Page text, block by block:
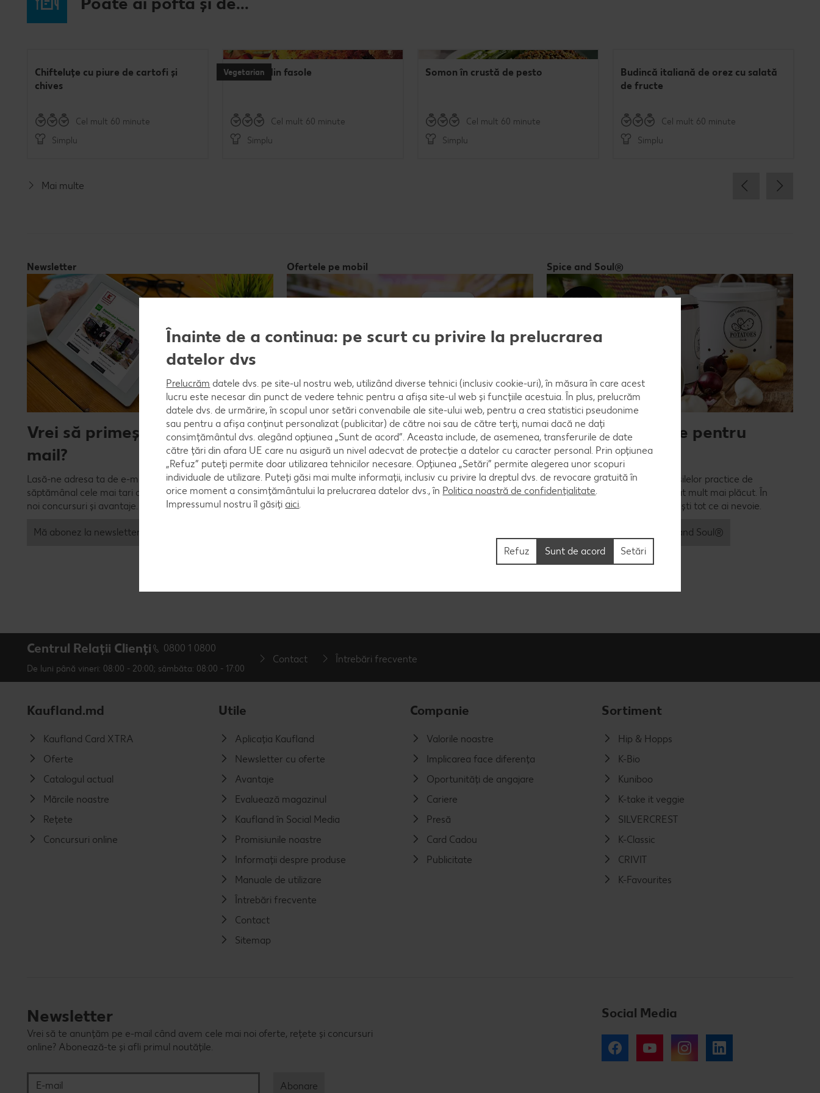
Chifteluțe cu piure de cartofi și
chives
Cel mult 60 minute
Simplu
Vegetarian
Burgeri din fasole
Cel mult 60 minute
Simplu
Somon în crustă de pesto
Cel mult 60 minute
Simplu
Budincă italiană de orez cu salată
de fructe
Cel mult 60 minute
Simplu
Mai multe
Newsletter
Vrei să primești ofertele pe e-
mail?
Lasă-ne adresa ta de e-mail și noi îți vom trimite
săptămânal cele mai tari oferte și detalii despre cele mai
noi concursuri și avantaje.
Mă abonez la newsletter
Ofertele pe mobil
Descarcă și tu aplicația
Kaufland
Cu aplicația „Kaufland - Oferte și Noutăți” ai la îndemână
ofertele, o colecție bogată de rețete și lista de
cumpărături pe care o poți distribui celor dragi.
Spice and Soul®
Accesorii practice pentru
bucătăria ta
Datorită accesoriilor și a ustensilelor practice de
bucătărie, gătitul devine imediat mult mai plăcut. În
găsești tot ce ai nevoie.
Află mai multe despre Spice and Soul®
Centrul Relații Clienți 0800 1 0800
De luni până vineri: 08:00 - 20:00; sâmbăta: 08:00 - 17:00
Contact Întrebări frecvente
Kaufland.md
Kaufland Card XTRA
Oferte
Catalogul actual
Mărcile noastre
Rețete
Concursuri online
Utile
Aplicația Kaufland
Newsletter cu oferte
Avantaje
Evaluează magazinul
Kaufland în Social Media
Promisiunile noastre
Informații despre produse
Manuale de utilizare
Întrebări frecvente
Contact
Sitemap
Companie
Valorile noastre
Implicarea face diferența
Oportunități de angajare
Cariere
Presă
Card Cadou
Publicitate
Sortiment
Hip & Hopps
K-Bio
Kuniboo
K-take it veggie
SILVERCREST
K-Classic
CRIVIT
K-Favourites
Newsletter
Vrei să te anunțăm pe e-mail când avem cele mai noi oferte, rețete și concursuri
online? Abonează-te și afli primul noutățile.
E-mail Abonare
Social Media
Facebook YouTube Instagram
Înainte de a continua: pe scurt cu privire la prelucrarea
datelor dvs
Prelucrăm datele dvs. pe site-ul nostru web, utilizând diverse tehnici (inclusiv cookie-uri), în măsura în care acest
lucru este necesar din punct de vedere tehnic pentru a afișa site-ul web și funcțiile acestuia. În plus, prelucrăm
datele dvs. de urmărire, în scopul unor setări convenabile ale site-ului web, pentru a crea statistici pseudonime
sau pentru a afișa conținut personalizat (publicitar) de către noi sau de către terți, numai dacă ne dați
consimțământul dvs. alegând opțiunea „Sunt de acord”. Aceasta include, de asemenea, transferurile de date
către țări din afara UE care nu asigură un nivel adecvat de protecție a datelor cu caracter personal. Prin opțiunea
„Refuz” puteți permite doar utilizarea tehnicilor necesare. Opțiunea „Setări” permite alegerea unor scopuri
individuale de utilizare. Puteți găsi mai multe informații, inclusiv cu privire la dreptul dvs. de revocare gratuită în
orice moment a consimțământului la prelucrarea datelor dvs., în Politica noastră de confidențialitate.
Impressumul nostru îl găsiți aici.
Setări
Refuz Sunt de acord